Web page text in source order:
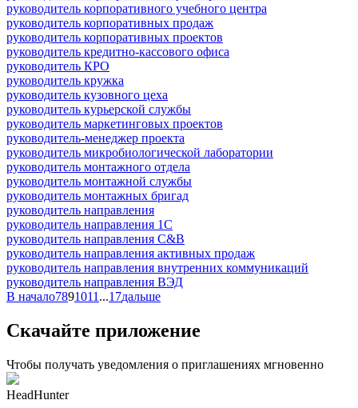
руководитель корпоративного учебного центра
руководитель корпоративных продаж
руководитель корпоративных проектов
руководитель кредитно-кассового офиса
руководитель КРО
руководитель кружка
руководитель кузовного цеха
руководитель курьерской службы
руководитель маркетинговых проектов
руководитель-менеджер проекта
руководитель микробиологической лаборатории
руководитель монтажного отдела
руководитель монтажной службы
руководитель монтажных бригад
руководитель направления
руководитель направления 1С
руководитель направления C&B
руководитель направления активных продаж
руководитель направления внутренних коммуникаций
руководитель направления ВЭД
В начало7891011 ...17дальше
Скачайте приложение
Чтобы получать уведомления о приглашениях мгновенно
HeadHunter